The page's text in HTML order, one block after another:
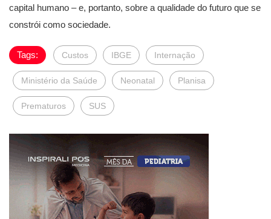
capital humano – e, portanto, sobre a qualidade do futuro que se
constrói como sociedade.
Tags: Custos IBGE Internação
Ministério da Saúde Neonatal Planisa
Prematuros SUS